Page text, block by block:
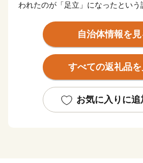
われたのが「足立」になったという
街道第一の宿場として「千住宿」が
の「『奥の細道』旅立ちの地」にも
でした。明治以降は、軽工業・重化
り、鉄道の開通とともに人口も増加
どの下町情緒を残す一方で、6つの
や女性に人気の店や、古民家をリノ
自治体情報を見
すべての返礼品
お気に入りに追